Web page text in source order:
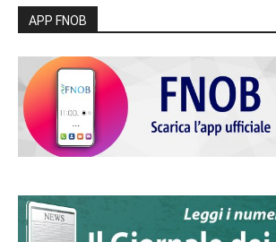
APP FNOB